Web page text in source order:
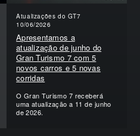
Atualizações do GT7
10/06/2026
Apresentamos a
atualização de junho do
Gran Turismo 7 com 5
novos carros e 5 novas
corridas
O Gran Turismo 7 receberá
uma atualização a 11 de junho
de 2026.